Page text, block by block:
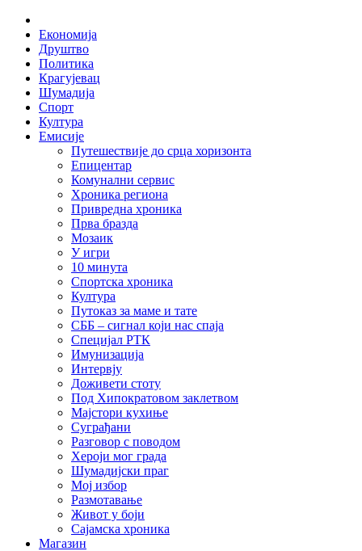
Skip
content
Економија
Друштво
Политика
Крагујевац
Шумадија
Спорт
Култура
Емисије
Путешествије до срца хоризонта
Епицентар
Комунални сервис
Хроника региона
Привредна хроника
Прва бразда
Мозаик
У игри
10 минута
Спортска хроника
Култура
Путоказ за маме и тате
СББ – сигнал који нас спаја
Специјал РТК
Имунизација
Интервју
Доживети стоту
Под Хипократовом заклетвом
Мајстори кухиње
Суграђани
Разговор с поводом
Хероји мог града
Шумадијски праг
Мој избор
Размотавање
Живот у боји
Сајамска хроника
Магазин